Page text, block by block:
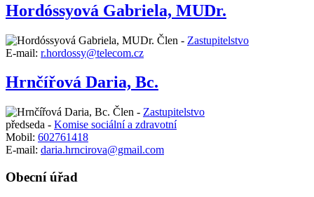
Hordóssyová Gabriela, MUDr.
Člen - Zastupitelstvo
E-mail: r.hordossy@telecom.cz
Hrnčířová Daria, Bc.
Člen - Zastupitelstvo
předseda - Komise sociální a zdravotní
Mobil: 602761418
E-mail: daria.hrncirova@gmail.com
Obecní úřad